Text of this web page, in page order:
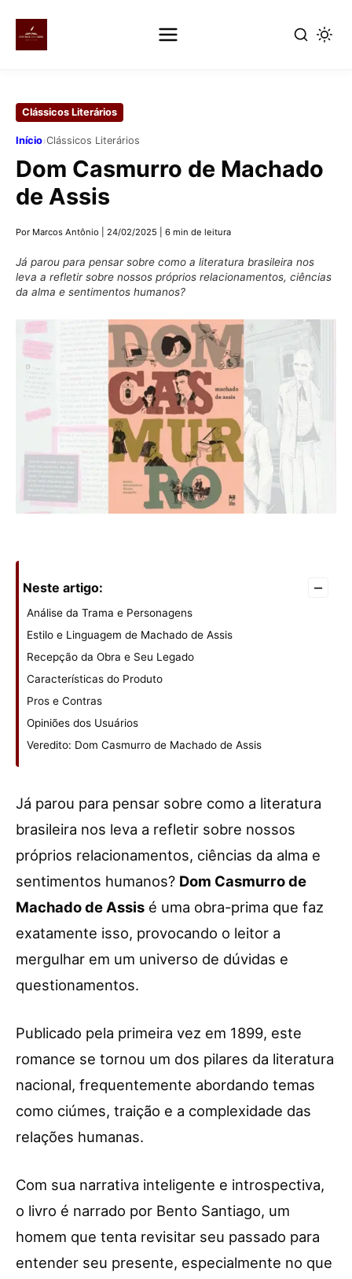
conteúdo
principal
Clássicos Literários
Início›Clássicos Literários
Dom Casmurro de Machado
de Assis
Por Marcos Antônio 24/02/2025 6 min de leitura
Já parou para pensar sobre como a literatura brasileira nos
leva a refletir sobre nossos próprios relacionamentos, ciências
da alma e sentimentos humanos?
Neste artigo: –
Análise da Trama e Personagens
Estilo e Linguagem de Machado de Assis
Recepção da Obra e Seu Legado
Características do Produto
Pros e Contras
Opiniões dos Usuários
Veredito: Dom Casmurro de Machado de Assis
Já parou para pensar sobre como a literatura
brasileira nos leva a refletir sobre nossos
próprios relacionamentos, ciências da alma e
sentimentos humanos? Dom Casmurro de
Machado de Assis é uma obra-prima que faz
exatamente isso, provocando o leitor a
mergulhar em um universo de dúvidas e
questionamentos.
Publicado pela primeira vez em 1899, este
romance se tornou um dos pilares da literatura
nacional, frequentemente abordando temas
como ciúmes, traição e a complexidade das
relações humanas.
Com sua narrativa inteligente e introspectiva,
o livro é narrado por Bento Santiago, um
homem que tenta revisitar seu passado para
entender seu presente, especialmente no que